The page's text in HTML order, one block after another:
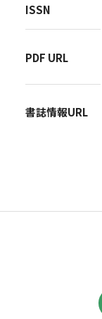
ISSN
PDF URL
書誌情報URL